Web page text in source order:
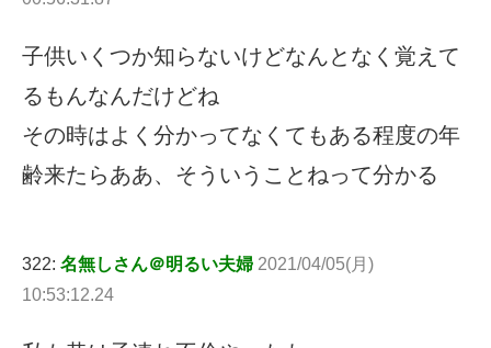
子供いくつか知らないけどなんとなく覚えて
るもんなんだけどね
その時はよく分かってなくてもある程度の年
齢来たらああ、そういうことねって分かる
322: 名無しさん＠明るい夫婦 2021/04/05(月)
10:53:12.24